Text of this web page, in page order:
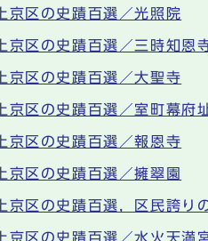
上京区の史蹟百選／光照院
上京区の史蹟百選／三時知恩
上京区の史蹟百選／大聖寺
上京区の史蹟百選／室町幕府
上京区の史蹟百選／報恩寺
上京区の史蹟百選／擁翠園
上京区の史蹟百選，区民誇り
上京区の史蹟百選／水火天満